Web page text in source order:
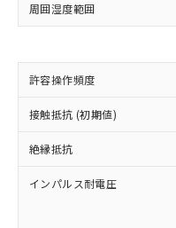
周囲湿度範囲
許容操作頻度
接触抵抗 (初期値)
絶縁抵抗
インパルス耐電圧
※1 対応状況
対応済み：
非含有に対応した
対応予定：EU
有に対応した製